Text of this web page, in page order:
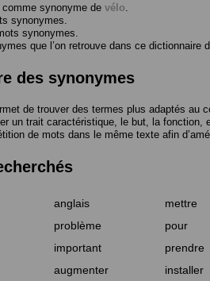
synonyme de vélo
synonymes.
synonymes.
que l’on retrouve dans ce dictionnaire
des synonymes
de trouver des termes plus adaptés au
un trait caractéristique, le but, la
de mots dans le même texte afin
anglais mettre
problème pour
important prendre
augmenter installer